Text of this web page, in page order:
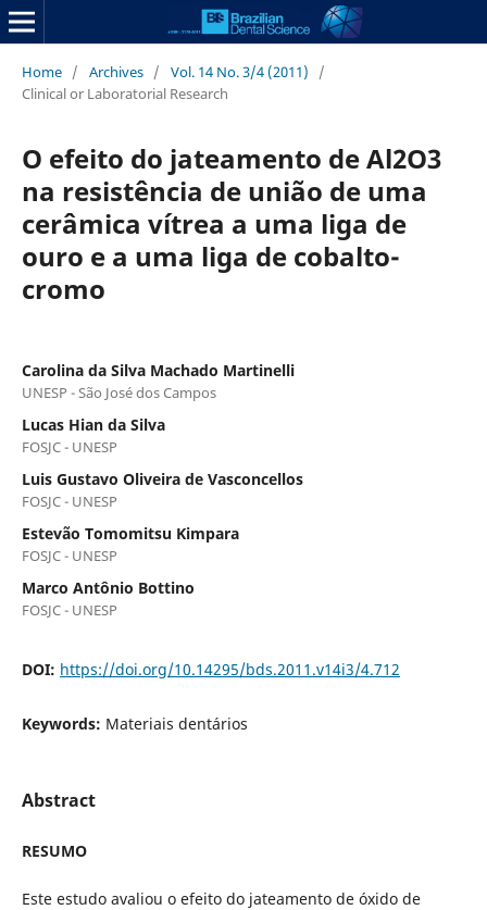
Home / Archives / Vol. 14 No. 3/4 (2011)
/
Clinical or Laboratorial Research
O efeito do jateamento de Al2O3
na resistência de união de uma
cerâmica vítrea a uma liga de
ouro e a uma liga de cobalto-
cromo
Carolina da Silva Machado Martinelli
UNESP - São José dos Campos
Lucas Hian da Silva
FOSJC - UNESP
Luis Gustavo Oliveira de Vasconcellos
FOSJC - UNESP
Estevão Tomomitsu Kimpara
FOSJC - UNESP
Marco Antônio Bottino
FOSJC - UNESP
DOI: https://doi.org/10.14295/bds.2011.v14i3/4.712
Keywords: Materiais dentários
Abstract
RESUMO
Este estudo avaliou o efeito do jateamento de óxido de